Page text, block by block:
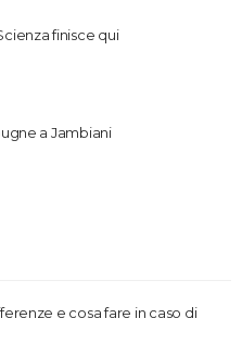
finisce qui
a Jambiani
e cosa fare in caso di